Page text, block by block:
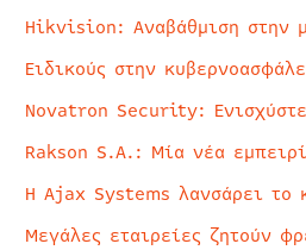
Hikvision: Αναβάθμιση στην
Ειδικούς στην
Novatron Security: Ενισχύστε
Rakson S.A.: Μία νέα
Η Ajax Systems λανσάρει το
Μεγάλες εταιρείες ζητούν